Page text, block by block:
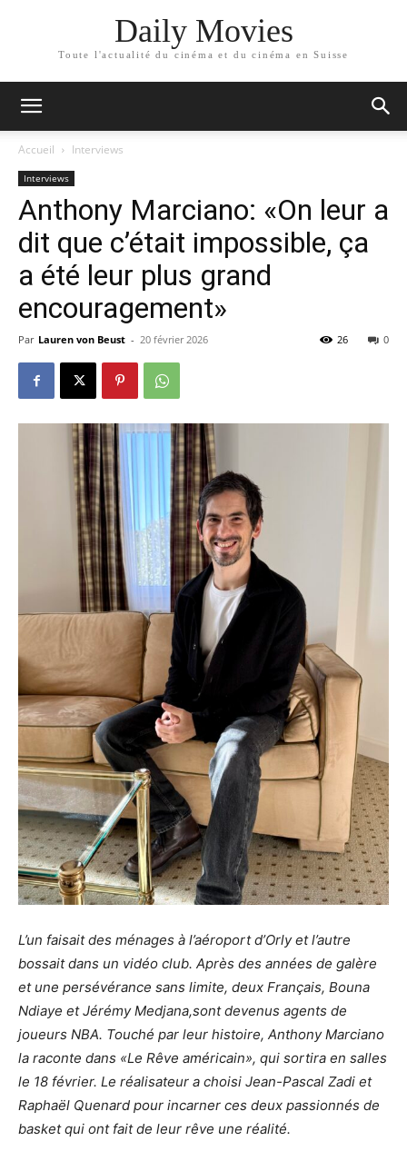
Daily Movies
Toute l'actualité du cinéma et du cinéma en Suisse
Accueil Interviews
Interviews
Anthony Marciano: «On leur a
dit que c’était impossible, ça
a été leur plus grand
encouragement»
Par Lauren von Beust - 20 février 2026 0
26
L’un faisait des ménages à l’aéroport d’Orly et l’autre
bossait dans un vidéo club. Après des années de galère
et une persévérance sans limite, deux Français, Bouna
Ndiaye et Jérémy Medjana,sont devenus agents de
joueurs NBA. Touché par leur histoire, Anthony Marciano
la raconte dans «Le Rêve américain», qui sortira en salles
le 18 février. Le réalisateur a choisi Jean-Pascal Zadi et
Raphaël Quenard pour incarner ces deux passionnés de
basket qui ont fait de leur rêve une réalité.